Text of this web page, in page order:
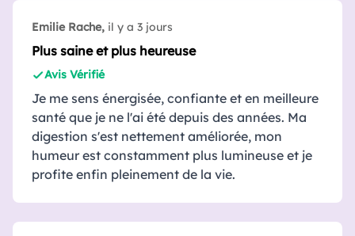
Emilie Rache, il y a 3 jours
Plus saine et plus heureuse
Avis Vérifié
Je me sens énergisée, confiante et en meilleure
santé que je ne l'ai été depuis des années. Ma
digestion s'est nettement améliorée, mon
humeur est constamment plus lumineuse et je
profite enfin pleinement de la vie.